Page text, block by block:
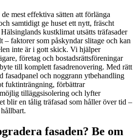
mest effektiva sätten att förlänga
samtidigt ge huset ett nytt, fräscht
kustklimat utsätts träfasader
– faktorer som påskyndar slitage och kan
inte är i gott skick. Vi hjälper
företag och bostadsrättsföreningar
till komplett fasadrenovering. Med rätt
fasadpanel och noggrann ytbehandling
fuktinträngning, förbättrar
tilläggsisolering och lyfter
blir en tålig träfasad som håller över tid –
fasaden? Be om